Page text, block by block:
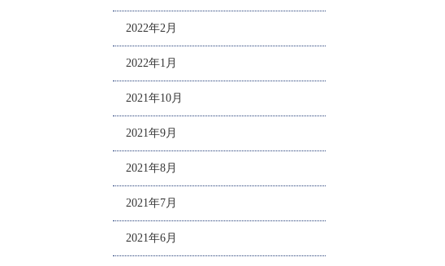
2022年2月
2022年1月
2021年10月
2021年9月
2021年8月
2021年7月
2021年6月